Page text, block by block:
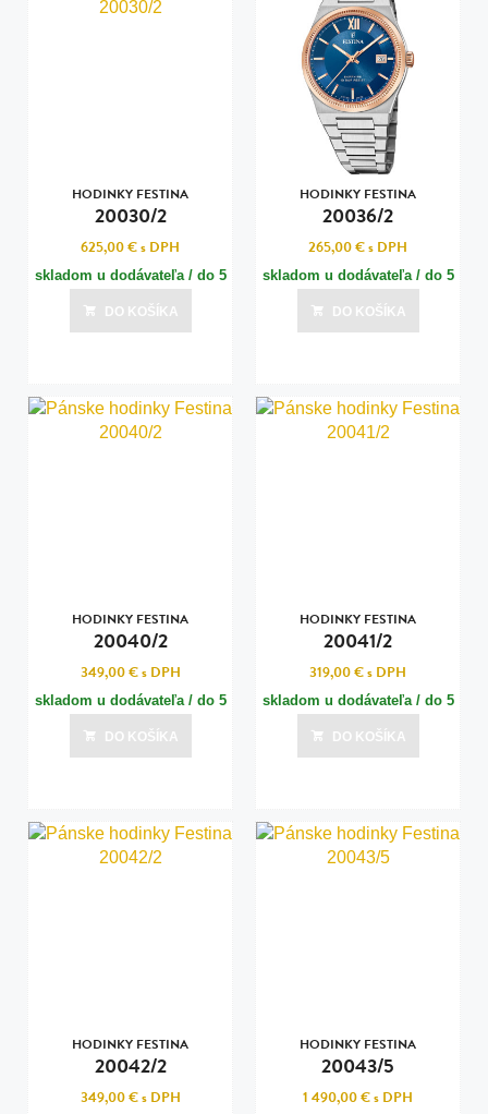
HODINKY FESTINA
20030/2
625,00 €s DPH
skladom u dodávateľa / do 5
dní
Posledná aktualizácia dnes o 18:00
DO KOŠÍKA
HODINKY FESTINA
20036/2
265,00 €s DPH
skladom u dodávateľa / do 5
dní
Posledná aktualizácia dnes o 18:00
DO KOŠÍKA
HODINKY FESTINA
20040/2
349,00 €s DPH
skladom u dodávateľa / do 5
dní
Posledná aktualizácia dnes o 18:00
DO KOŠÍKA
HODINKY FESTINA
20041/2
319,00 €s DPH
skladom u dodávateľa / do 5
dní
Posledná aktualizácia dnes o 18:00
DO KOŠÍKA
HODINKY FESTINA
20042/2
349,00 €s DPH
HODINKY FESTINA
20043/5
1 490,00 €s DPH